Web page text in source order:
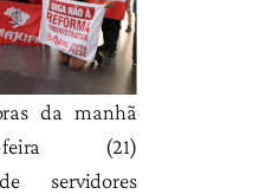
da manhã
feira (21)
servidores